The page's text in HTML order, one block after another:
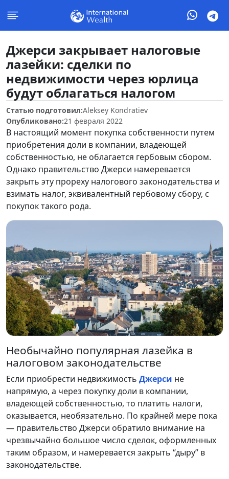
Джерси закрывает налоговые
лазейки: сделки по
недвижимости через юрлица
будут облагаться налогом
Статью подготовил:Aleksey Kondratiev
Опубликовано:21 февраля 2022
В настоящий момент покупка собственности путем
приобретения доли в компании, владеющей
собственностью, не облагается гербовым сбором.
Однако правительство Джерси намеревается
закрыть эту прореху налогового законодательства и
взимать налог, эквивалентный гербовому сбору, с
покупок такого рода.
Необычайно популярная лазейка в
налоговом законодательстве
Если приобрести недвижимость Джерси не
напрямую, а через покупку доли в компании,
владеющей собственностью, то платить налоги,
оказывается, необязательно. По крайней мере пока
— правительство Джерси обратило внимание на
чрезвычайно большое число сделок, оформленных
таким образом, и намеревается закрыть “дыру” в
законодательстве.